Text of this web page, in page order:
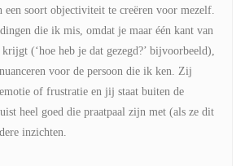
een soort objectiviteit te creëren voor mezelf.
die ik mis, omdat je maar één kant van
(‘hoe heb je dat gezegd?’ bijvoorbeeld),
voor de persoon die ik ken. Zij
of frustratie en jij staat buiten de
heel goed die praatpaal zijn met (als ze dit
inzichten.